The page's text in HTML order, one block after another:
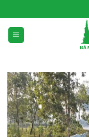
qua
nội
dung